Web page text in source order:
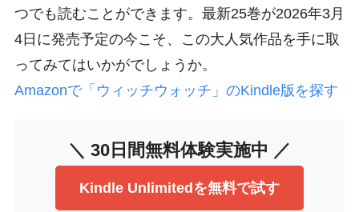
つでも読むことができます。最新25巻が2026年3月
4日に発売予定の今こそ、この大人気作品を手に取
ってみてはいかがでしょうか。
Amazonで「ウィッチウォッチ」のKindle版を探す
＼ 30日間無料体験実施中 ／
Kindle Unlimitedを無料で試す